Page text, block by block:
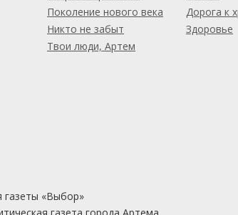
Поколение нового века
Никто не забыт
Твои люди, Артем
Дорога к
Здоровье
«Выбор»